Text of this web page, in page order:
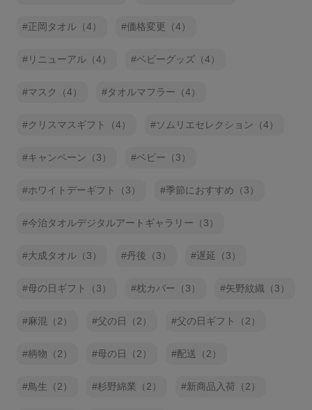
正岡タオル（4） 価格変更（4）
リニューアル（4） ベビーグッズ（4）
マスク（4） タオルマフラー（4）
クリスマスギフト（4） ソムリエセレクション（4）
キャンペーン（3） ベビー（3）
ホワイトデーギフト（3） 季節におすすめ（3）
今治タオルデジタルアートギャラリー（3）
大成タオル（3） 丹後（3） 遅延（3）
母の日ギフト（3） 枕カバー（3） 矢野紋織（3）
麻混（2） 父の日（2） 父の日ギフト（2）
柄物（2） 母の日（2） 配送（2）
鳥生（2） 杉野綿業（2） 新商品入荷（2）